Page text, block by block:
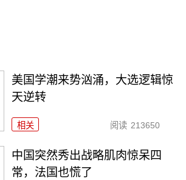
美国学潮来势汹涌，大选逻辑惊
天逆转
相关 阅读 213650
中国突然秀出战略肌肉惊呆四
常，法国也慌了